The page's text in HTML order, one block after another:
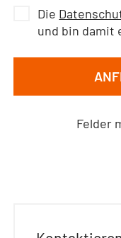
Die
und bin
Felder